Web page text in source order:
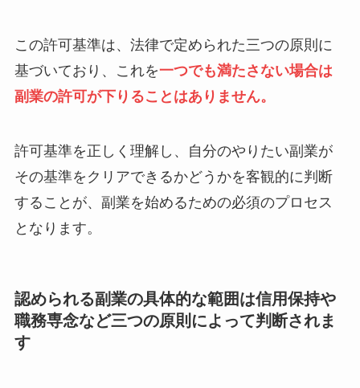
この許可基準は、法律で定められた三つの原則に
基づいており、これを一つでも満たさない場合は
副業の許可が下りることはありません。
許可基準を正しく理解し、自分のやりたい副業が
その基準をクリアできるかどうかを客観的に判断
することが、副業を始めるための必須のプロセス
となります。
認められる副業の具体的な範囲は信用保持や
職務専念など三つの原則によって判断されま
す